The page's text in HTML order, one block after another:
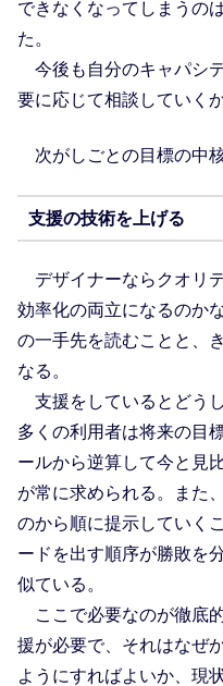
できなくなってしまうの
た。
今後も自分のキャパシ
要に応じて相談していく
次がしごとの目標の中核
支援の技術を上げる
デザイナーならクオリ
効率化の両立になるのか
の一手先を読むことと、
なる。
支援をしているとどう
多くの利用者は将来の目
ールから逆算して今と見
が常に求められる。また
のから順に提示していく
ードを出す順序が勝敗を
似ている。
ここで必要なのが徹底
援が必要で、それはなぜ
ようにすればよいか、現